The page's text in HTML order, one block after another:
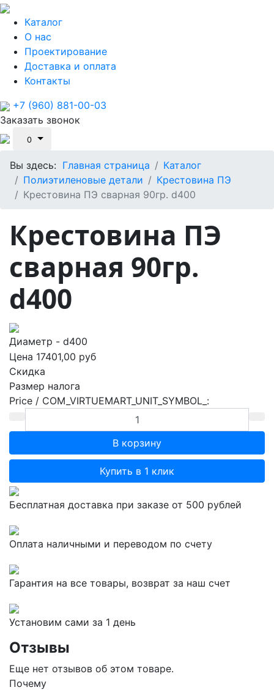
Каталог
О нас
Проектирование
Доставка и оплата
Контакты
+7 (960) 881-00-03
Заказать звонок
0
Вы здесь: Главная страница
Каталог
Полиэтиленовые детали
Крестовина ПЭ
Крестовина ПЭ сварная 90гр. d400
Крестовина ПЭ
сварная 90гр.
d400
Диаметр - d400
Цена 17401,00 руб
Скидка
Размер налога
Price / COM_VIRTUEMART_UNIT_SYMBOL_:
Купить в 1 клик
Бесплатная доставка при заказе от 500 рублей
Оплата наличными и переводом по счету
Гарантия на все товары, возврат за наш счет
Установим сами за 1 день
Отзывы
Еще нет отзывов об этом товаре.
Почему